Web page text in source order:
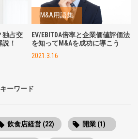
独占交
！
M&A用語集
EV/EBITDA倍率と企業価値評価法
を知ってM&Aを成功に導こう
2021.3.16
ーワード
飲食店経営 (22) 開業 (1)